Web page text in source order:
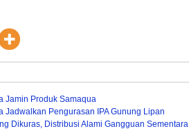
Jamin Produk Samaqua
Jadwalkan Pengurasan IPA Gunung Lipan
Dikuras, Distribusi Alami Gangguan Sementara